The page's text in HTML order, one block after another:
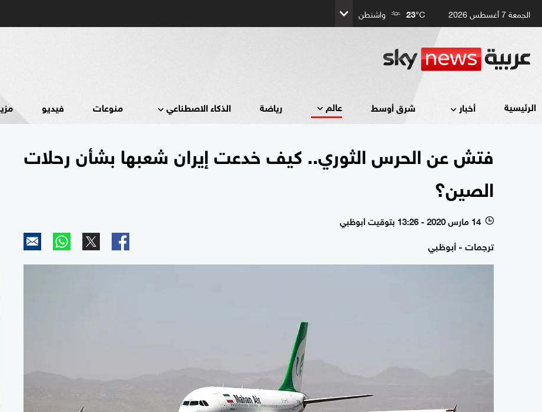
الجمعة 7 أغسطس 2026 23°C واشنطن
الرئيسية أخبار شرق أوسط عالم رياضة الذكاء الاصطناعي منوعات فيديو
فتش عن الحرس الثوري.. كيف خدعت إيران شعبها بشأن رحلات
الصين؟
l 14 مارس 2020 - 13:26 بتوقيت أبوظبي
ترجمات - أبوظبي